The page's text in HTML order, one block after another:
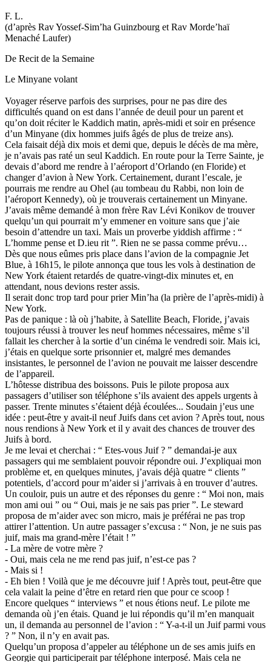
F. L.
(d’après Rav Yossef-Sim’ha Guinzbourg et Rav Morde’haï
Menaché Laufer)
De Recit de la Semaine
Le Minyane volant
Voyager réserve parfois des surprises, pour ne pas dire des
difficultés quand on est dans l’année de deuil pour un parent et
qu’on doit réciter le Kaddich matin, après-midi et soir en présence
d’un Minyane (dix hommes juifs âgés de plus de treize ans).
Cela faisait déjà dix mois et demi que, depuis le décès de ma mère,
je n’avais pas raté un seul Kaddich. En route pour la Terre Sainte, je
devais d’abord me rendre à l’aéroport d’Orlando (en Floride) et
changer d’avion à New York. Certainement, durant l’escale, je
pourrais me rendre au Ohel (au tombeau du Rabbi, non loin de
l’aéroport Kennedy), où je trouverais certainement un Minyane.
J’avais même demandé à mon frère Rav Lévi Konikov de trouver
quelqu’un qui pourrait m’y emmener en voiture sans que j’aie
besoin d’attendre un taxi. Mais un proverbe yiddish affirme : “
L’homme pense et D.ieu rit ”. Rien ne se passa comme prévu…
Dès que nous eûmes pris place dans l’avion de la compagnie Jet
Blue, à 16h15, le pilote annonça que tous les vols à destination de
New York étaient retardés de quatre-vingt-dix minutes et, en
attendant, nous devions rester assis.
Il serait donc trop tard pour prier Min’ha (la prière de l’après-midi) à
New York.
Pas de panique : là où j’habite, à Satellite Beach, Floride, j’avais
toujours réussi à trouver les neuf hommes nécessaires, même s’il
fallait les chercher à la sortie d’un cinéma le vendredi soir. Mais ici,
j’étais en quelque sorte prisonnier et, malgré mes demandes
insistantes, le personnel de l’avion ne pouvait me laisser descendre
de l’appareil.
L’hôtesse distribua des boissons. Puis le pilote proposa aux
passagers d’utiliser son téléphone s’ils avaient des appels urgents à
passer. Trente minutes s’étaient déjà écoulées... Soudain j’eus une
idée : peut-être y avait-il neuf Juifs dans cet avion ? Après tout, nous
nous rendions à New York et il y avait des chances de trouver des
Juifs à bord.
Je me levai et cherchai : “ Etes-vous Juif ? ” demandai-je aux
passagers qui me semblaient pouvoir répondre oui. J’expliquai mon
problème et, en quelques minutes, j’avais déjà quatre “ clients ”
potentiels, d’accord pour m’aider si j’arrivais à en trouver d’autres.
Un couloir, puis un autre et des réponses du genre : “ Moi non, mais
mon ami oui ” ou “ Oui, mais je ne sais pas prier ”. Le steward
proposa de m’aider avec son micro, mais je préférai ne pas trop
attirer l’attention. Un autre passager s’excusa : “ Non, je ne suis pas
juif, mais ma grand-mère l’était ! ”
- La mère de votre mère ?
- Oui, mais cela ne me rend pas juif, n’est-ce pas ?
- Mais si !
- Eh bien ! Voilà que je me découvre juif ! Après tout, peut-être que
cela valait la peine d’être en retard rien que pour ce scoop !
Encore quelques “ interviews ” et nous étions neuf. Le pilote me
demanda où j’en étais. Quand je lui répondis qu’il m’en manquait
un, il demanda au personnel de l’avion : “ Y-a-t-il un Juif parmi vous
? ” Non, il n’y en avait pas.
Quelqu’un proposa d’appeler au téléphone un de ses amis juifs en
Georgie qui participerait par téléphone interposé. Mais cela ne